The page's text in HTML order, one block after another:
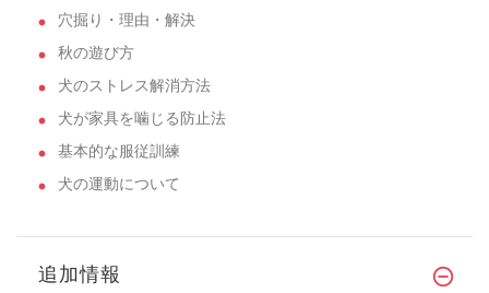
穴掘り・理由・解決
秋の遊び方
犬のストレス解消方法
犬が家具を噛じる防止法
基本的な服従訓練
犬の運動について
追加情報